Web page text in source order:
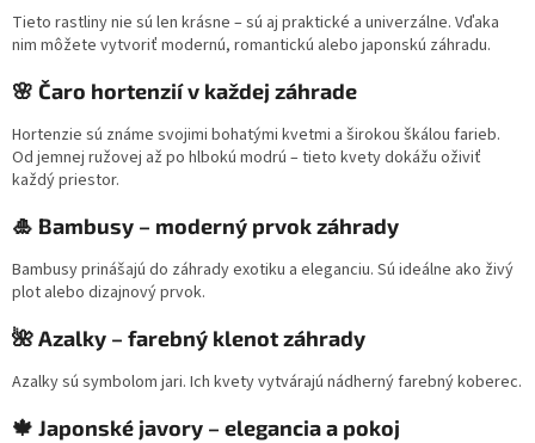
Tieto rastliny nie sú len krásne – sú aj praktické a univerzálne. Vďaka
nim môžete vytvoriť modernú, romantickú alebo japonskú záhradu.
🌸 Čaro hortenzií v každej záhrade
Hortenzie sú známe svojimi bohatými kvetmi a širokou škálou farieb.
Od jemnej ružovej až po hlbokú modrú – tieto kvety dokážu oživiť
každý priestor.
🎍 Bambusy – moderný prvok záhrady
Bambusy prinášajú do záhrady exotiku a eleganciu. Sú ideálne ako živý
plot alebo dizajnový prvok.
🌺 Azalky – farebný klenot záhrady
Azalky sú symbolom jari. Ich kvety vytvárajú nádherný farebný koberec.
🍁 Japonské javory – elegancia a pokoj